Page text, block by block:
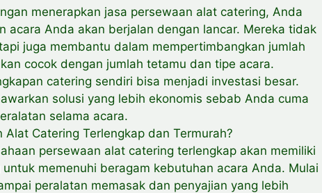
menerapkan jasa persewaan alat catering, Anda
acara Anda akan berjalan dengan lancar. Mereka tidak
juga membantu dalam mempertimbangkan jumlah
cocok dengan jumlah tetamu dan tipe acara.
catering sendiri bisa menjadi investasi besar.
solusi yang lebih ekonomis sebab Anda cuma
selama acara.
Catering Terlengkap dan Termurah?
persewaan alat catering terlengkap akan memiliki
memenuhi beragam kebutuhan acara Anda. Mulai
peralatan memasak dan penyajian yang lebih